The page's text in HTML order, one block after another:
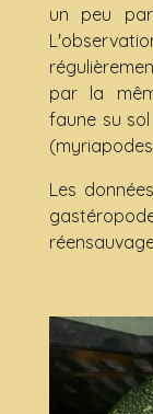
un peu
par la
faune su
Les